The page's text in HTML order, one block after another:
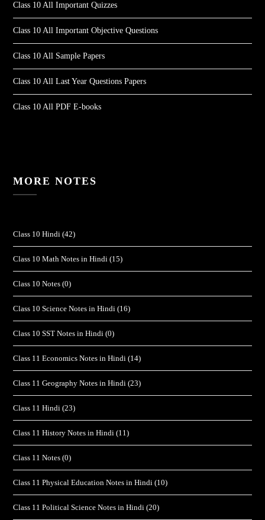
Class 10 All Important Quizzes
Class 10 All Important Objective Questions
Class 10 All Sample Papers
Class 10 All Last Year Questions Papers
Class 10 All PDF E-books
MORE NOTES
Class 10 Hindi (42)
Class 10 Math Notes in Hindi (15)
Class 10 Notes (0)
Class 10 Science Notes in Hindi (16)
Class 10 SST Notes in Hindi (0)
Class 11 Economics Notes in Hindi (14)
Class 11 Geography Notes in Hindi (23)
Class 11 Hindi (23)
Class 11 History Notes in Hindi (11)
Class 11 Notes (0)
Class 11 Physical Education Notes in Hindi (10)
Class 11 Political Science Notes in Hindi (20)